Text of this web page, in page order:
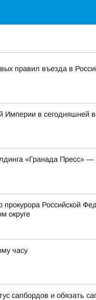
правил въезда в
Империи в
«Гранада Пресс» —
прокурора Российской
округе
часу
сапбордов и обязать